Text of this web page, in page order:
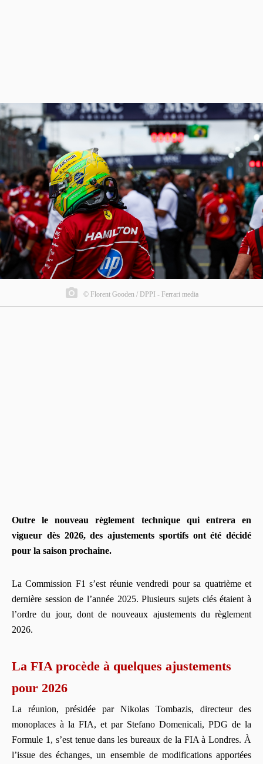
© Florent Gooden / DPPI - Ferrari media
Outre le nouveau règlement technique qui entrera en
vigueur dès 2026, des ajustements sportifs ont été décidé
pour la saison prochaine.
La Commission F1 s’est réunie vendredi pour sa quatrième et
dernière session de l’année 2025. Plusieurs sujets clés étaient à
l’ordre du jour, dont de nouveaux ajustements du règlement
2026.
La FIA procède à quelques ajustements
pour 2026
La réunion, présidée par Nikolas Tombazis, directeur des
monoplaces à la FIA, et par Stefano Domenicali, PDG de la
Formule 1, s’est tenue dans les bureaux de la FIA à Londres. À
l’issue des échanges, un ensemble de modifications apportées